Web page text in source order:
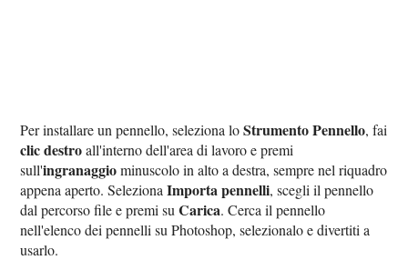
Per installare un pennello, seleziona loStrumento Pennello, fai
clic destroall'interno dell'area di lavoro e premi
sull'ingranaggiominuscolo in alto a destra, sempre nel riquadro
appena aperto. SelezionaImporta pennelli, scegli il pennello
dal percorso file e premi suCarica. Cerca il pennello
nell'elenco dei pennelli su Photoshop, selezionalo e divertiti a
usarlo.